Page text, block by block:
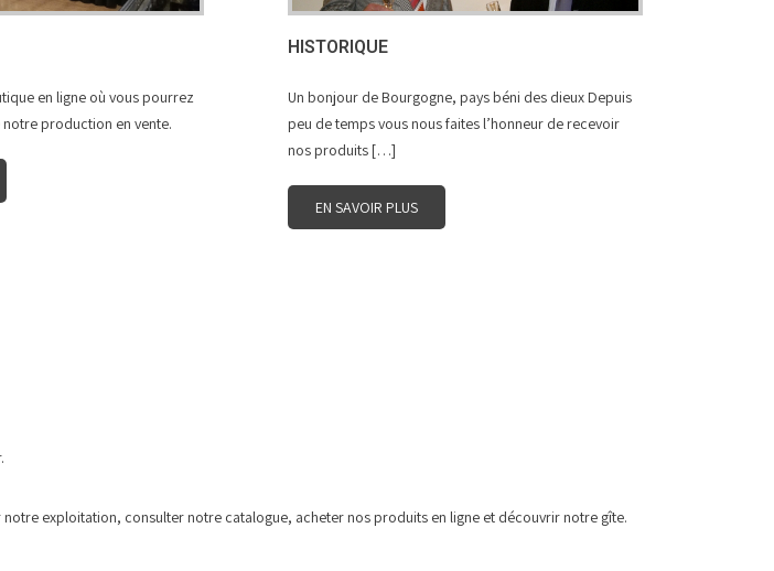
en ligne où vous pourrez
production en vente.
HISTORIQUE
Un bonjour de Bourgogne, pays béni des dieux Depuis
peu de temps vous nous faites l’honneur de recevoir
nos produits […]
EN SAVOIR PLUS
exploitation, consulter notre catalogue, acheter nos produits en ligne et découvrir notre gîte.